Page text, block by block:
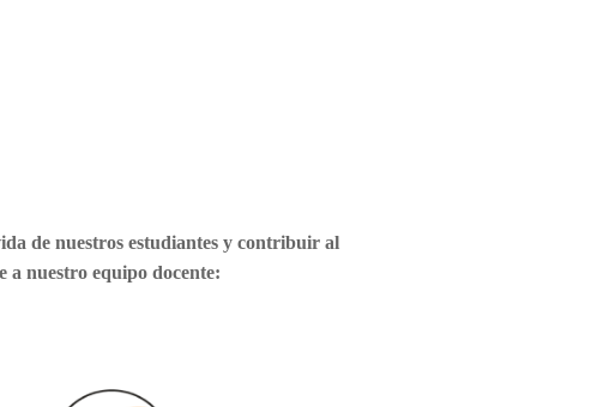
de nuestros estudiantes y contribuir al
a nuestro equipo docente: